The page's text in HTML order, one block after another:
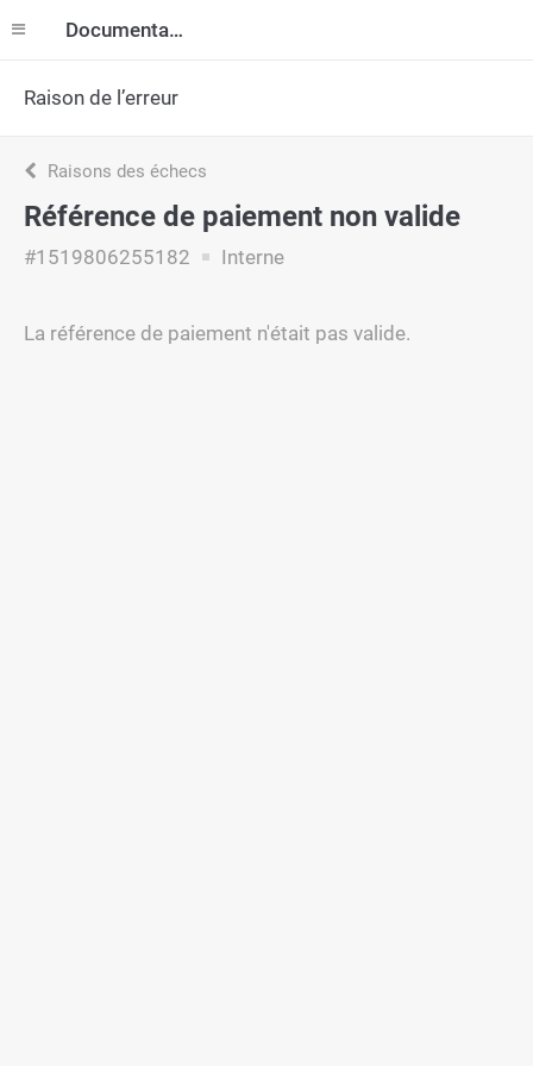
Documentation
Raison de l’erreur
Raisons des échecs
Référence de paiement non valide
#1519806255182 Interne
La référence de paiement n'était pas valide.